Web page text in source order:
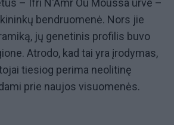
– Ifri N'Amr Ou Moussa urve –
bendruomenė. Nors jie
jų genetinis profilis buvo
Atrodo, kad tai yra įrodymas,
tiesiog perima neolitinę
prie naujos visuomenės.